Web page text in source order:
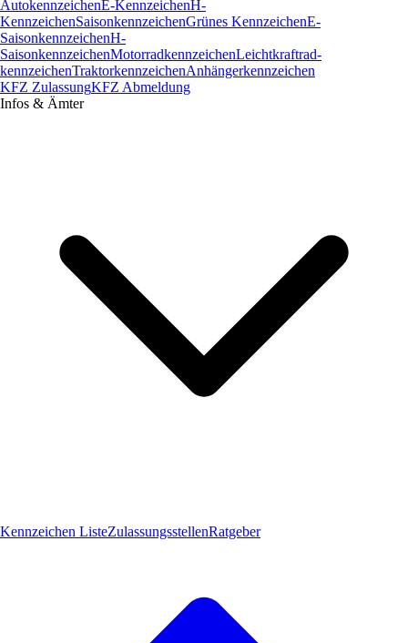
AutokennzeichenE-KennzeichenH-
KennzeichenSaisonkennzeichenGrünes KennzeichenE-
SaisonkennzeichenH-
SaisonkennzeichenMotorradkennzeichenLeichtkraftrad­
kennzeichenTraktorkennzeichenAnhängerkennzeichen
KFZ ZulassungKFZ Abmeldung
Infos & Ämter
Kennzeichen ListeZulassungsstellenRatgeber